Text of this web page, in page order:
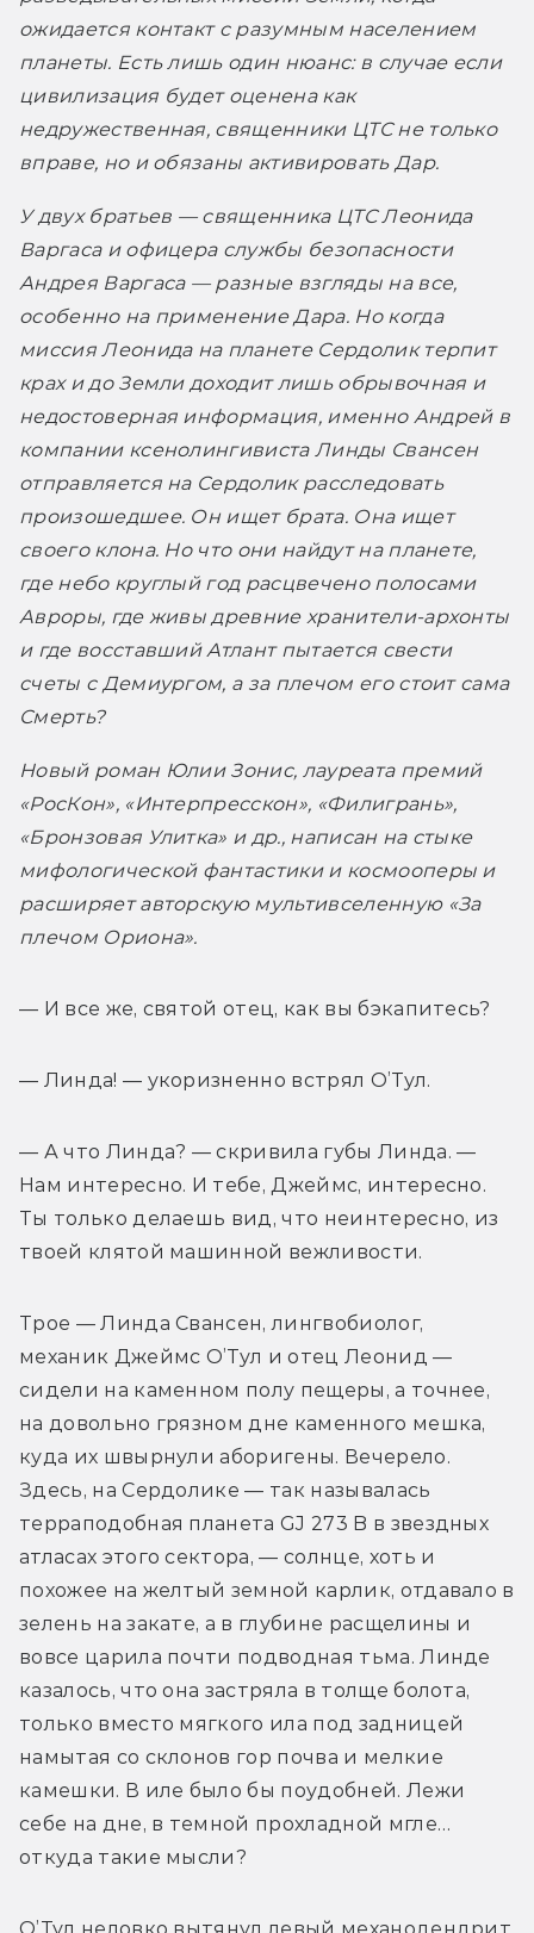
ожидается контакт с разумным населением
планеты. Есть лишь один нюанс: в случае если
цивилизация будет оценена как
недружественная, священники ЦТС не только
вправе, но и обязаны активировать Дар.
У двух братьев — священника ЦТС Леонида
Варгаса и офицера службы безопасности
Андрея Варгаса — разные взгляды на все,
особенно на применение Дара. Но когда
миссия Леонида на планете Сердолик терпит
крах и до Земли доходит лишь обрывочная и
недостоверная информация, именно Андрей в
компании ксенолингивиста Линды Свансен
отправляется на Сердолик расследовать
произошедшее. Он ищет брата. Она ищет
своего клона. Но что они найдут на планете,
где небо круглый год расцвечено полосами
Авроры, где живы древние хранители-архонты
и где восставший Атлант пытается свести
счеты с Демиургом, а за плечом его стоит сама
Смерть?
Новый роман Юлии Зонис, лауреата премий
«РосКон», «Интерпресскон», «Филигрань»,
«Бронзовая Улитка» и др., написан на стыке
мифологической фантастики и космооперы и
расширяет авторскую мультивселенную «За
плечом Ориона».
— И все же, святой отец, как вы бэкапитесь?
— Линда! — укоризненно встрял О’Тул.
— А что Линда? — скривила губы Линда. —
Нам интересно. И тебе, Джеймс, интересно.
Ты только делаешь вид, что неинтересно, из
твоей клятой машинной вежливости.
Трое — Линда Свансен, лингвобиолог,
механик Джеймс О’Тул и отец Леонид —
сидели на каменном полу пещеры, а точнее,
на довольно грязном дне каменного мешка,
куда их швырнули аборигены. Вечерело.
Здесь, на Сердолике — так называлась
терраподобная планета GJ 273 B в звездных
атласах этого сектора, — солнце, хоть и
похожее на желтый земной карлик, отдавало в
зелень на закате, а в глубине расщелины и
вовсе царила почти подводная тьма. Линде
казалось, что она застряла в толще болота,
только вместо мягкого ила под задницей
намытая со склонов гор почва и мелкие
камешки. В иле было бы поудобней. Лежи
себе на дне, в темной прохладной мгле…
откуда такие мысли?